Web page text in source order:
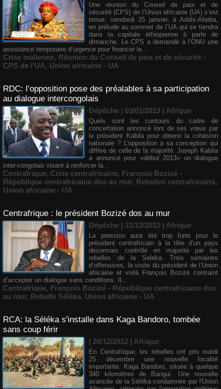
Une réunion du Conseil de paix et de
sécurité (CPS) de l’Union africaine (UA) s’est
tenue, vendredi 25 janvier, à Addis-Abeba,
en prélude au sommet de l’UA qui se tiendra
dans la capitale éthiopienne à partir de
dimanche. Le CPS a demandé à l’ONU une
assistance temporaire d’urgence pour financer le...
Crise malienne, Réunion du Conseil de paix et de sécurité -
CPS de l'UA, Union africaine - UA
RDC: l’opposition pose des préalables à sa participation
au dialogue intercongolais
Dépêche | 03/01/2013 | Afrique
Quels sont les contours du cadre de
concertation annoncé lors de ses vœux par
le président Kabila pour obtenir la cohésion
nationale ? L'opposition a sa conception qui
diffère de celle de la majorité. Joseph Kabila
a annoncé pour «début 2013» un dialogue
inter-congolais visant à renforcer la...
Centrafrique, Crise centrafricaine, François Bozizé -
République centrafricaine dos au mur, Rebelles centrafricains,
Union africaine - UA
Centrafrique : le président Bozizé dos au mur
Dépêche | 31/12/2012 | Afrique
La pression aura été trop forte pour le
président centrafricain à la tête d’un pays
désormais contrôlé en majorité par les
rebelles de la Seleka. Trois semaines
d’offensives, la visite du président de l’Union
africaine et voilà François Bozizé contraint
d’accepter un dialogue sans conditions. Il...
Centrafrique, François Bozizé - République centrafricaine dos
au mur, Rebelle Séléka, Union africaine - UA
RCA: la Séléka s'installe dans Kaga Bandoro, tombée
sans coup férir
| 26/12/2012 | Afrique
En Centrafrique, les rebelles ont pris mardi
25 décembre une nouvelle localité
importante, Kaga Bandoro, située à quelque
340 kilomètres de Bangui. Une nouvelle
avancée de la Séléka condamnée par l'Union